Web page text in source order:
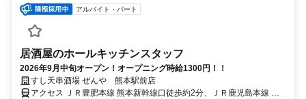
アルバイト・パート
居酒屋のホールキッチンスタッフ
2026年9月中旬オープン！オープニング時給1300円！！
すし天串酒場 ぜんや 熊本駅前店
アクセス ＪＲ豊肥本線 熊本新幹線口徒歩約2分、ＪＲ鹿児島本線 熊